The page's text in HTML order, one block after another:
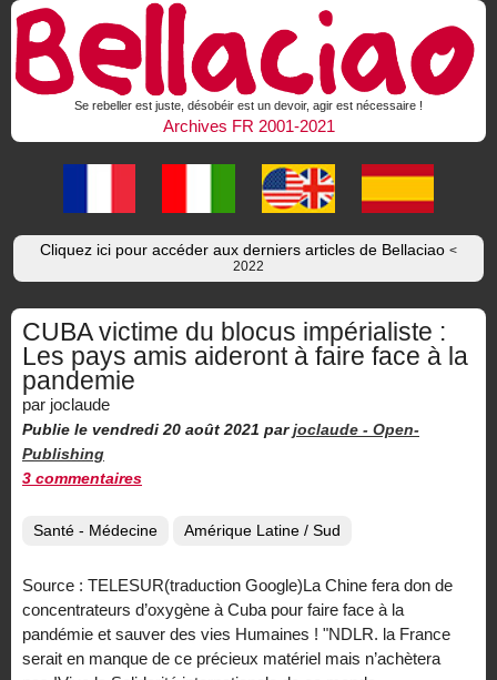
Se rebeller est juste, désobéir est un devoir, agir est nécessaire !
Archives FR 2001-2021
Cliquez ici pour accéder aux derniers articles de Bellaciao <
2022
CUBA victime du blocus impérialiste :
Les pays amis aideront à faire face à la
pandemie
par joclaude
Publie le vendredi 20 août 2021 par joclaude - Open-
Publishing
3 commentaires
Santé - Médecine Amérique Latine / Sud
Source : TELESUR(traduction Google)La Chine fera don de
concentrateurs d’oxygène à Cuba pour faire face à la
pandémie et sauver des vies Humaines ! "NDLR. la France
serait en manque de ce précieux matériel mais n’achètera